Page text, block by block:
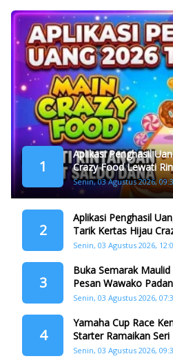
1
Aplikasi Penghasil
Crazy Food Lewati
Dana
Senin, 03 Agustus 2026,
2
Aplikasi Penghasil
Tarik Kertas Hijau
Penggandaan
Senin, 03 Agustus 2026,
3
Buka Semarak
Pesan Wawako
Senin, 03 Agustus 2026,
4
Yamaha Cup Race
Starter Ramaikan Seri
Senin, 03 Agustus 2026,